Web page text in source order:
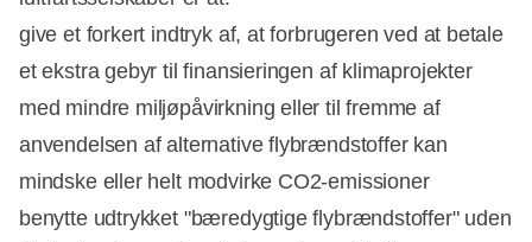
give et forkert indtryk af, at forbrugeren ved at betale
et ekstra gebyr til finansieringen af klimaprojekter
med mindre miljøpåvirkning eller til fremme af
anvendelsen af alternative flybrændstoffer kan
mindske eller helt modvirke CO2-emissioner
benytte udtrykket "bæredygtige flybrændstoffer" uden